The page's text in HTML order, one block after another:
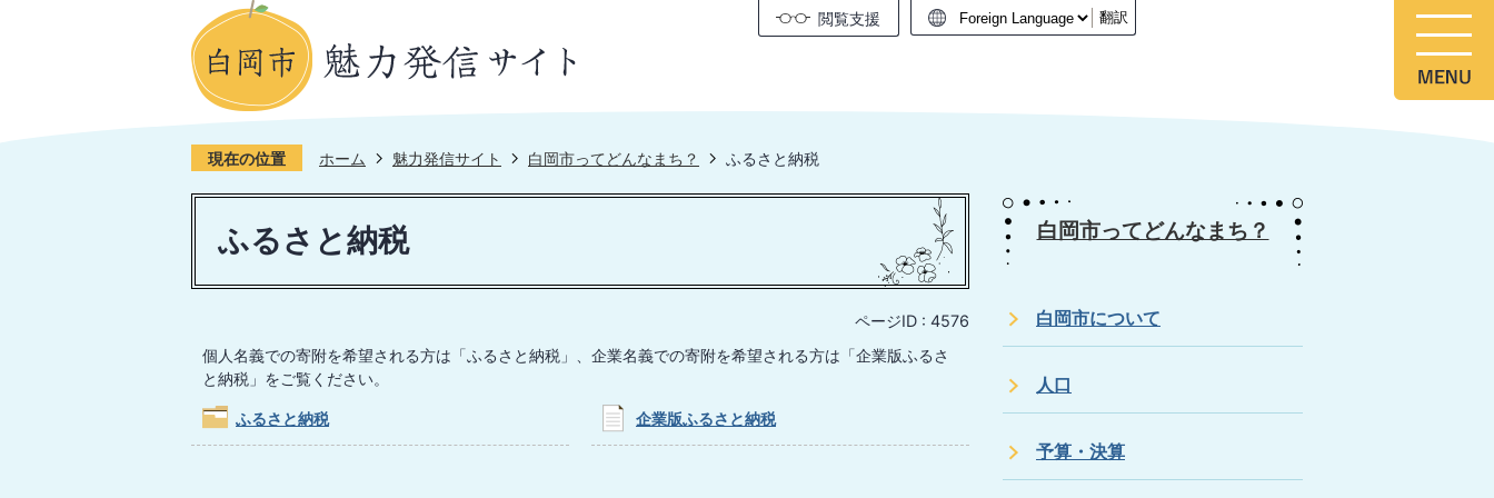
閲覧支援 翻訳
現在の位置 ホーム 魅力発信サイト 白岡市ってどんなまち？ ふるさと納税
ふるさと納税
ページID : 4576
個人名義での寄附を希望される方は「ふるさと納税」、企業名義での寄附を希望される方は「企業版ふるさ
と納税」をご覧ください。
ふるさと納税 企業版ふるさと納税
白岡市ってどんなまち？
白岡市について
人口
予算・決算